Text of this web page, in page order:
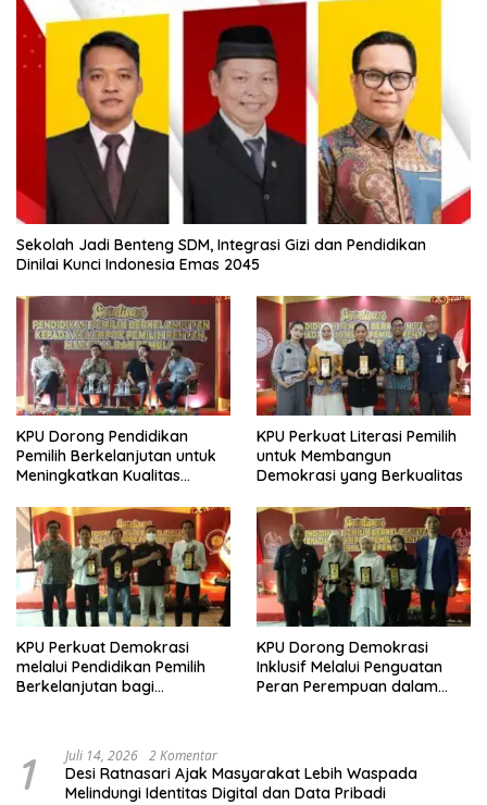
Sekolah Jadi Benteng SDM, Integrasi Gizi dan Pendidikan
Dinilai Kunci Indonesia Emas 2045
KPU Dorong Pendidikan
Pemilih Berkelanjutan untuk
Meningkatkan Kualitas
KPU Perkuat Literasi Pemilih
untuk Membangun
Demokrasi yang Berkualitas
KPU Perkuat Demokrasi
melalui Pendidikan Pemilih
Berkelanjutan bagi
KPU Dorong Demokrasi
Inklusif Melalui Penguatan
Peran Perempuan dalam
1 Juli 14, 2026 2 Komentar
Desi Ratnasari Ajak Masyarakat Lebih Waspada
Melindungi Identitas Digital dan Data Pribadi